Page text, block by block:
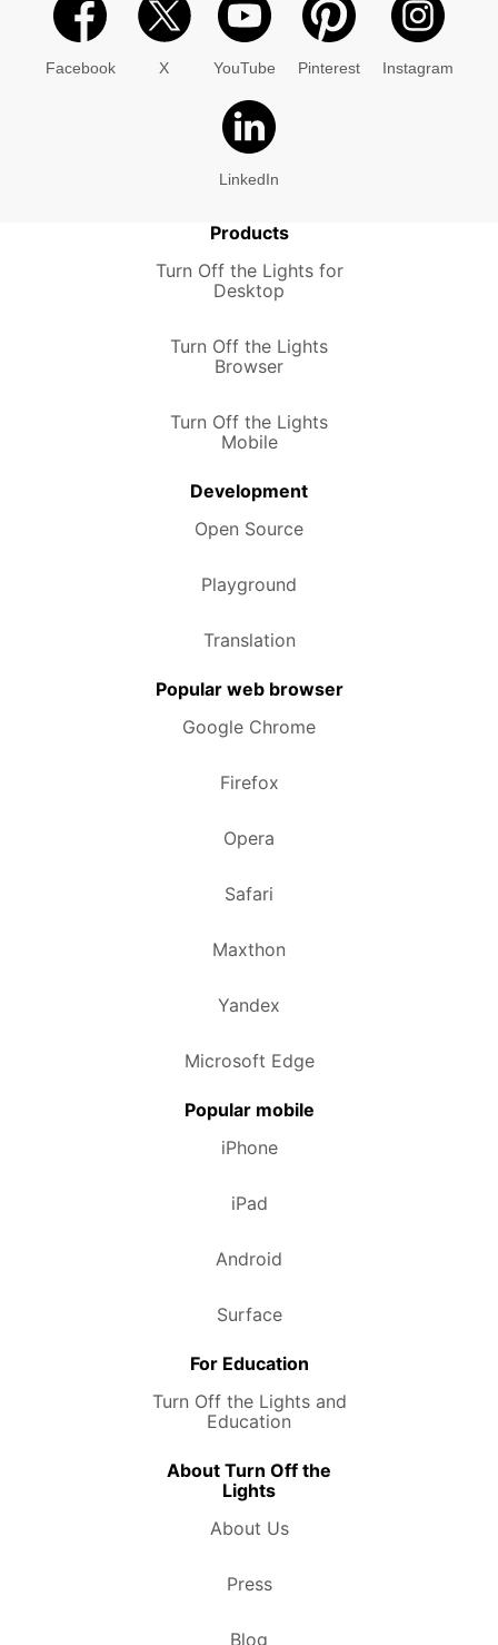
Facebook X YouTube Pinterest Instagram
LinkedIn
Products
Turn Off the Lights for
Desktop
Turn Off the Lights
Browser
Turn Off the Lights
Mobile
Development
Open Source
Playground
Translation
Popular web browser
Google Chrome
Firefox
Opera
Safari
Maxthon
Yandex
Microsoft Edge
Popular mobile
iPhone
iPad
Android
Surface
For Education
Turn Off the Lights and
Education
About Turn Off the
Lights
About Us
Press
Blog